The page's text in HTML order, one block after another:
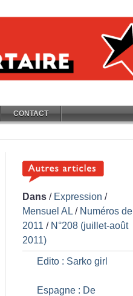
CONTACT
Dans / Expression /
Mensuel AL / Numéros de
2011 / N°208 (juillet-août
2011)
Edito : Sarko girl
Espagne : De